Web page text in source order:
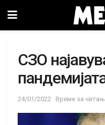
СЗО
24/01/2022 Време за